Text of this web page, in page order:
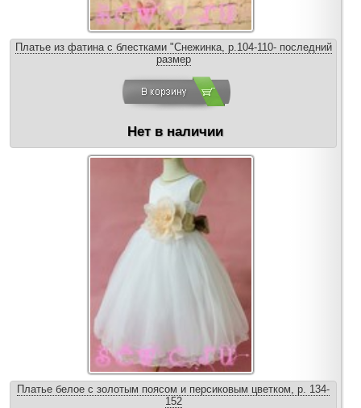
Платье из фатина с блестками "Снежинка, р.104-110- последний
размер
Нет в наличии
Платье белое с золотым поясом и персиковым цветком, р. 134-
152